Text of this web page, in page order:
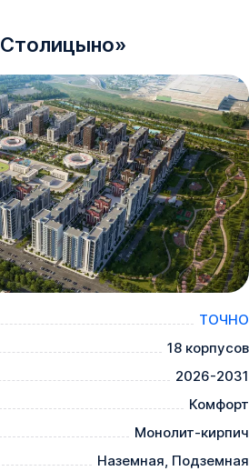
Столицыно»
ТОЧНО
18 корпусов
2026-2031
Комфорт
Монолит-кирпич
Наземная, Подземная